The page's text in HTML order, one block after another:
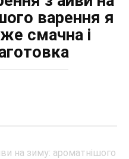
варення я
смачна і